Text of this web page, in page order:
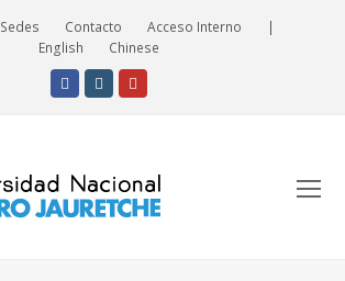
Sedes Contacto Acceso Interno
|
English
Chinese
FacebookInstagram